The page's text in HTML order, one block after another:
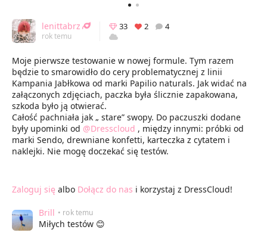
lenittabrz
rok temu
33 2 4
Moje pierwsze testowanie w nowej formule. Tym razem
będzie to smarowidło do cery problematycznej z linii
Kampania Jabłkowa od marki Papilio naturals. Jak widać na
załączonych zdjęciach, paczka była ślicznie zapakowana,
szkoda było ją otwierać.
Całość pachniała jak „ stare” swopy. Do paczuszki dodane
były upominki od @Dresscloud , między innymi: próbki od
marki Sendo, drewniane konfetti, karteczka z cytatem i
naklejki. Nie mogę doczekać się testów.
Zaloguj się albo Dołącz do nas i korzystaj z DressCloud!
Brill • rok temu
Miłych testów 😊